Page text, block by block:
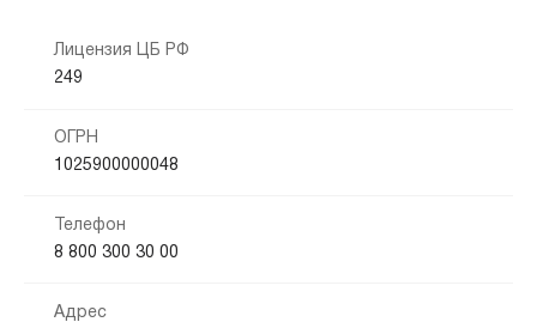
Лицензия ЦБ РФ
249
ОГРН
1025900000048
Телефон
8 800 300 30 00
Адрес